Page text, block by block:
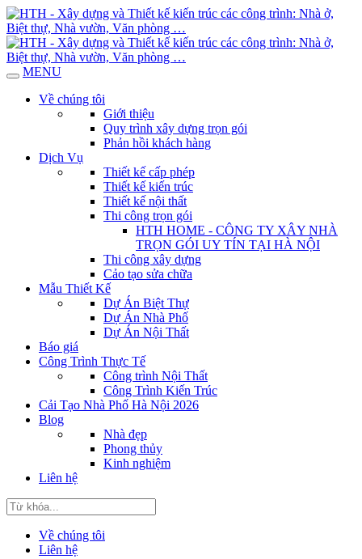
MENU
Về chúng tôi
Giới thiệu
Quy trình xây dựng trọn gói
Phản hồi khách hàng
Dịch Vụ
Thiết kế cấp phép
Thiết kế kiến trúc
Thiết kế nội thất
Thi công trọn gói
HTH HOME - CÔNG TY XÂY NHÀ
TRỌN GÓI UY TÍN TẠI HÀ NỘI
Thi công xây dựng
Cảo tạo sửa chữa
Mẫu Thiết Kế
Dự Án Biệt Thự
Dự Án Nhà Phố
Dự Án Nội Thất
Báo giá
Công Trình Thực Tế
Công trình Nội Thất
Công Trình Kiến Trúc
Cải Tạo Nhà Phố Hà Nội 2026
Blog
Nhà đẹp
Phong thủy
Kinh nghiệm
Liên hệ
Về chúng tôi
Liên hệ